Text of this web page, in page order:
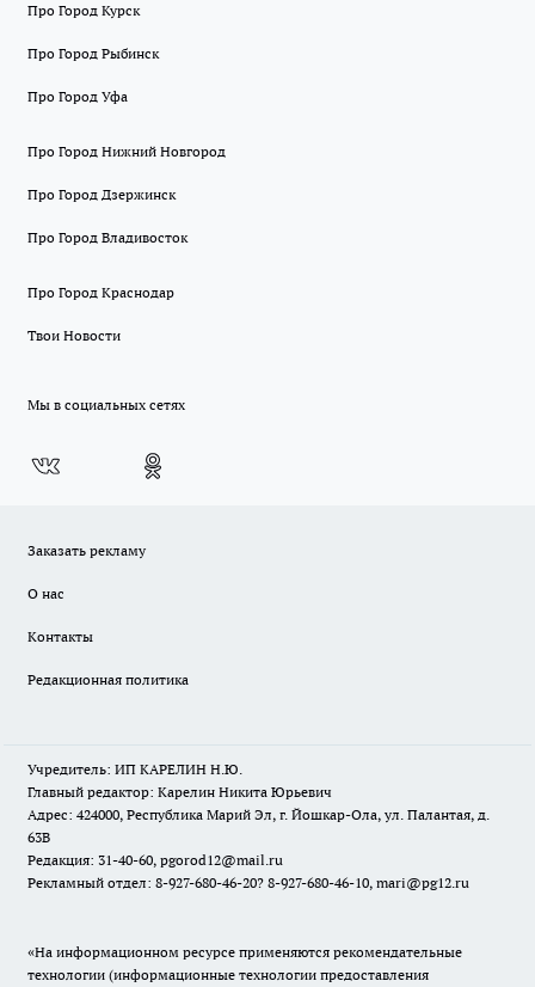
Про Город Курск
Про Город Рыбинск
Про Город Уфа
Про Город Нижний Новгород
Про Город Дзержинск
Про Город Владивосток
Про Город Краснодар
Твои Новости
Мы в социальных сетях
Заказать рекламу
О нас
Контакты
Редакционная политика
Учредитель: ИП КАРЕЛИН Н.Ю.
Главный редактор: Карелин Никита Юрьевич
Адрес: 424000, Республика Марий Эл, г. Йошкар-Ола, ул. Палантая, д.
63В
Редакция: 31-40-60, pgorod12@mail.ru
Рекламный отдел: 8-927-680-46-20? 8-927-680-46-10, mari@pg12.ru
«На информационном ресурсе применяются рекомендательные
технологии (информационные технологии предоставления